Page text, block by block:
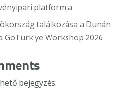
platformja
találkozása a Dunán
GoTürkiye Workshop 2026
bejegyzés.